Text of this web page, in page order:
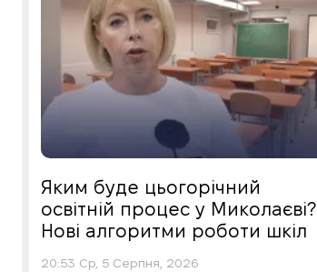
Яким буде цьогорічний
освітній процес у Миколаєві?
Нові алгоритми роботи шкіл
20:53 Ср, 5 Серпня, 2026